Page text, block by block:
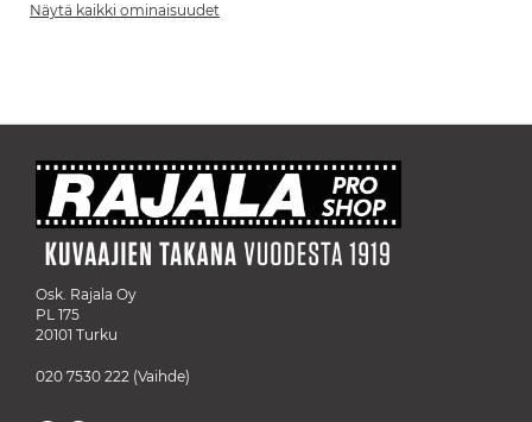
Näytä kaikki ominaisuudet
Osk. Rajala Oy
PL 175
20101 Turku
020 7530 222 (Vaihde)